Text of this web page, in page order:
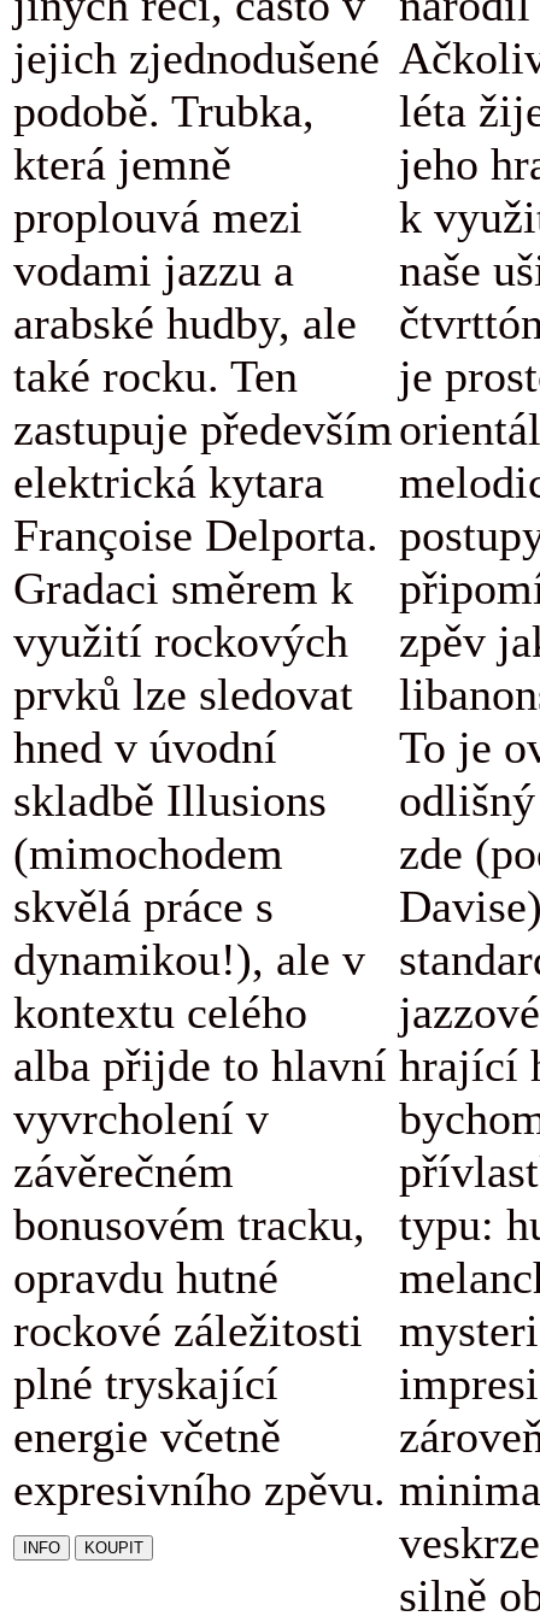
jejich zjednodušené
podobě. Trubka,
která jemně
proplouvá mezi
vodami jazzu a
arabské hudby, ale
také rocku. Ten
zastupuje především
elektrická kytara
Françoise Delporta.
Gradaci směrem k
využití rockových
prvků lze sledovat
hned v úvodní
skladbě Illusions
(mimochodem
skvělá práce s
dynamikou!), ale v
kontextu celého
alba přijde to hlavní
vyvrcholení v
závěrečném
bonusovém tracku,
opravdu hutné
rockové záležitosti
plné tryskající
energie včetně
expresivního zpěvu.
léta
jeho
k
naše
je
zpěv
To je
zde
hrající
typu:
silně